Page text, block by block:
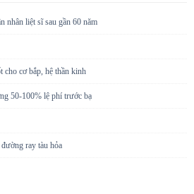
nhân liệt sĩ sau gần 60 năm
cho cơ bắp, hệ thần kinh
50-100% lệ phí trước bạ
ray tàu hỏa